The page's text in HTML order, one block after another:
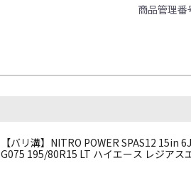
商品管理番
【バリ溝】NITRO POWER SPAS12 15in
G075 195/80R15 LT ハイエース レジアス